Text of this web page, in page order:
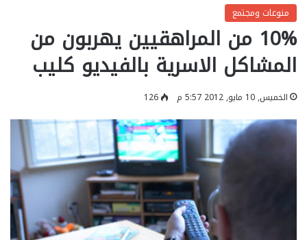
منوعات ومجتمع
10% من المراهقيين يهربون من
المشاكل الاسرية بالفيديو كليب
الخميس, 10 مايو, 2012 5:57 م 126